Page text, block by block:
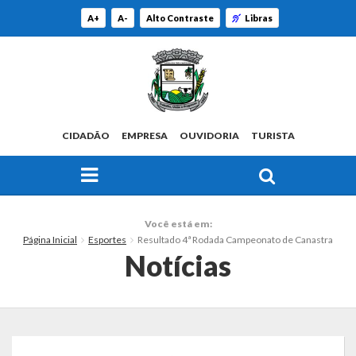
A+ A- Alto Contraste Libras
CIDADÃO EMPRESA OUVIDORIA TURISTA
Você está em:
Página Inicial
Esportes Resultado 4ª Rodada Campeonato de Canastra
Notícias